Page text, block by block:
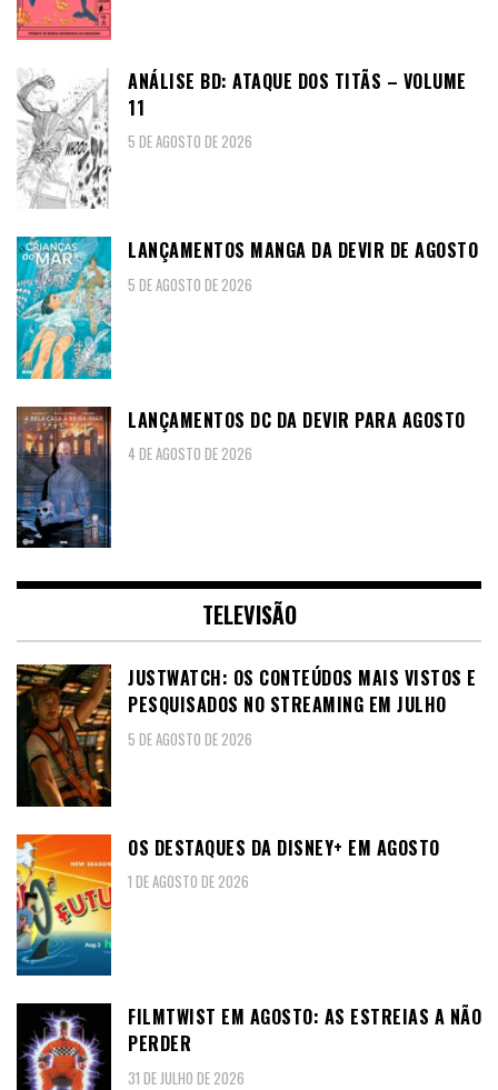
ANÁLISE BD: ATAQUE DOS TITÃS – VOLUME
11
5 DE AGOSTO DE 2026
LANÇAMENTOS MANGA DA DEVIR DE AGOSTO
5 DE AGOSTO DE 2026
LANÇAMENTOS DC DA DEVIR PARA AGOSTO
4 DE AGOSTO DE 2026
TELEVISÃO
JUSTWATCH: OS CONTEÚDOS MAIS VISTOS E
PESQUISADOS NO STREAMING EM JULHO
5 DE AGOSTO DE 2026
OS DESTAQUES DA DISNEY+ EM AGOSTO
1 DE AGOSTO DE 2026
FILMTWIST EM AGOSTO: AS ESTREIAS A NÃO
PERDER
31 DE JULHO DE 2026